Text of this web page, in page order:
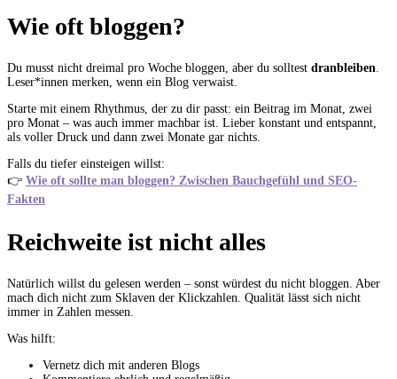
Wie oft bloggen?
Du musst nicht dreimal pro Woche bloggen, aber du solltest dranbleiben.
Leser*innen merken, wenn ein Blog verwaist.
Starte mit einem Rhythmus, der zu dir passt: ein Beitrag im Monat, zwei
pro Monat – was auch immer machbar ist. Lieber konstant und entspannt,
als voller Druck und dann zwei Monate gar nichts.
Falls du tiefer einsteigen willst:
👉 Wie oft sollte man bloggen? Zwischen Bauchgefühl und SEO-
Fakten
Reichweite ist nicht alles
Natürlich willst du gelesen werden – sonst würdest du nicht bloggen. Aber
mach dich nicht zum Sklaven der Klickzahlen. Qualität lässt sich nicht
immer in Zahlen messen.
Was hilft:
Vernetz dich mit anderen Blogs